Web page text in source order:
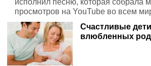
исполнил песню, которая собрала
просмотров на YouTube во всем
Счастливые
влюбленных